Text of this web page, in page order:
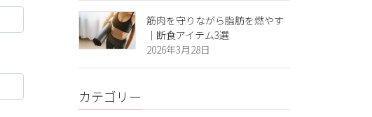
筋肉を守りながら脂肪を燃やす
｜断食アイテム3選
2026年3月28日
カテゴリー